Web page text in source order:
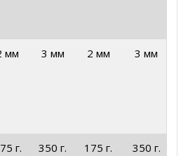
мм 3 мм 2 мм 3 мм
г. 350 г. 175 г. 350 г.